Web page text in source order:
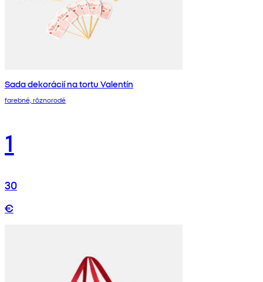
Sada dekorácií na tortu Valentín
farebné, rôznorodé
1
30
€